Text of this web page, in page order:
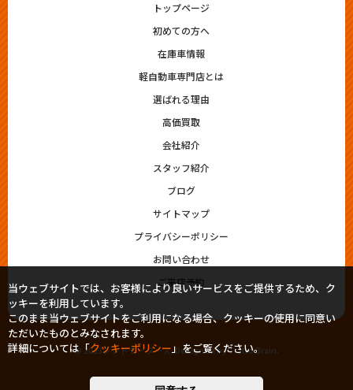
トップページ
初めての方へ
在庫車情報
軽自動車専門店とは
選ばれる理由
高価買取
会社紹介
スタッフ紹介
ブログ
サイトマップ
プライバシーポリシー
お問い合わせ
ご来店予約
© 2023シシドモータース. Designed byTratto Brain.
当ウェブサイトでは、お客様により良いサービスをご提供するため、ク
ッキーを利用しています。
このまま当ウェブサイトをご利用になる場合、クッキーの使用に同意い
ただいたものとみなされます。
詳細については「クッキーポリシー」をご覧ください。